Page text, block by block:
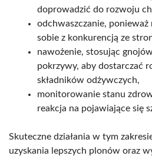
doprowadzić do rozwoju
odchwaszczanie, ponieważ
sobie z konkurencją ze
nawożenie, stosując
pokrzywy, aby dostarczać
składników odżywczych,
monitorowanie stanu
reakcja na pojawiające się
Skuteczne działania w tym
uzyskania lepszych plonów oraz